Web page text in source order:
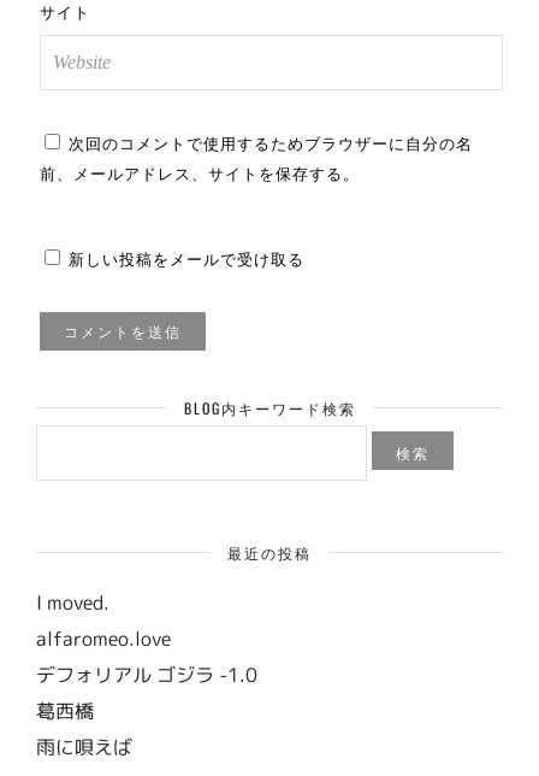
サイト
次回のコメントで使用するためブラウザーに自分の名
前、メールアドレス、サイトを保存する。
新しい投稿をメールで受け取る
BLOG内キーワード検索
検
最近の投稿
I moved.
alfaromeo.love
デフォリアル ゴジラ -1.0
葛西橋
雨に唄えば